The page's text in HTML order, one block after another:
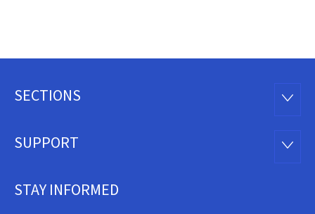
Footer
SECTIONS
SUPPORT
STAY INFORMED